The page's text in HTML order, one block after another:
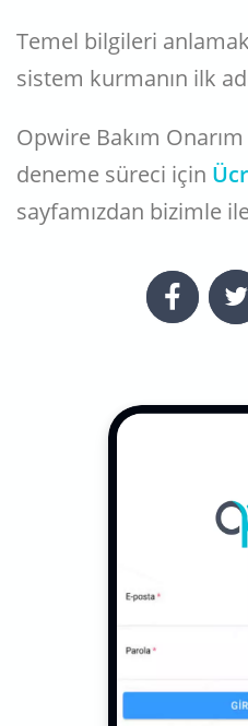
Temel bilgileri
sistem kurmanın ilk
Opwire Bakım
deneme süreci için
sayfamızdan bizimle